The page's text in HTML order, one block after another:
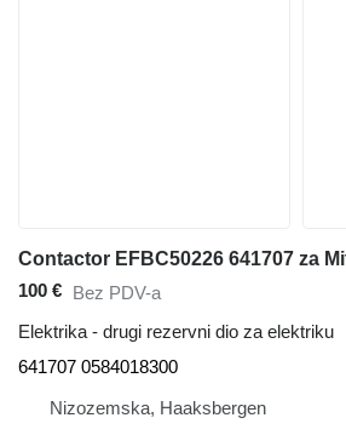
100 € Bez PDV-a
Elektrika - drugi rezervni dio za elektriku
641707 0584018300
Nizozemska, Haaksbergen